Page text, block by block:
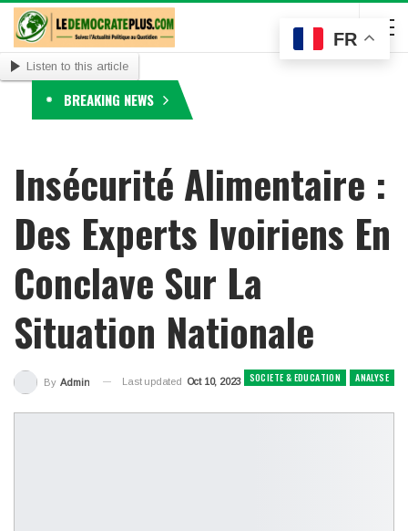
Listen to this article
BREAKING NEWS
Insécurité Alimentaire :
Des Experts Ivoiriens En
Conclave Sur La
Situation Nationale
SOCIETE & EDUCATION ANALYSE
By Admin Last updated Oct 10, 2023
FR